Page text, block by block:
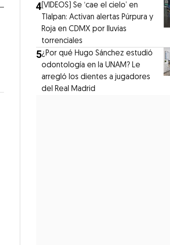
4 (VIDEOS) Se ‘cae el cielo’ en
Tlalpan: Activan alertas Púrpura y
Roja en CDMX por lluvias
torrenciales
5¿Por qué Hugo Sánchez estudió
odontología en la UNAM? Le
arregló los dientes a jugadores
del Real Madrid